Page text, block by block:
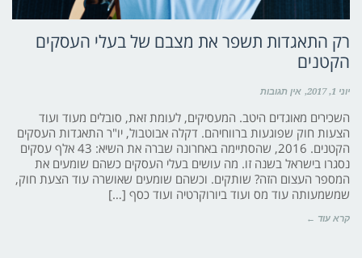
רק התאגדות תשפר את מצבם של בעלי העסקים
הקטנים
יוני 1, 2017 אין תגובות
השכירים מאוגדים היטב. המעסיקים, לעומת זאת, סובלים מעוד ועוד
הצעות חוק שפוגעות ברווחיהם. דקלה אבוטבול, יו"ר התאגדות העסקים
הקטנים. 2016, שהסתיימה באחרונה שברה את השיא: 43 אלף עסקים
נסגרו בישראל בשנה זו. מה עושים בעלי העסקים כשהם שומעים את
המספר העצום הזה? שותקים. וכשהם שומעים שאושרה עוד הצעת חוק,
שמשמעותה עוד מס ועוד ביורוקרטיה ועוד כסף […]
קרא עוד ←